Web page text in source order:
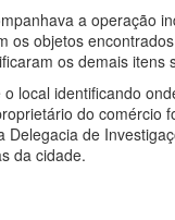
a operação
os objetos
os demais itens
local identificando
do comércio
de
da cidade.